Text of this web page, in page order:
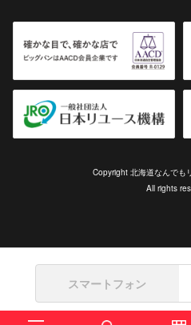
Copyright 北海道なんでも
All rights
スマートフォン